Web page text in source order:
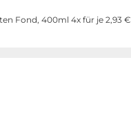
Fond, 400ml 4x für je2,93 €